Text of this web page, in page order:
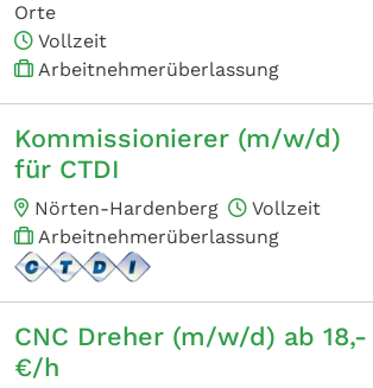
Orte
Vollzeit
Arbeitnehmerüberlassung
Kommissionierer (m/w/d)
für CTDI
Nörten-Hardenberg
Vollzeit
Arbeitnehmerüberlassung
CNC Dreher (m/w/d) ab 18,-
€/h